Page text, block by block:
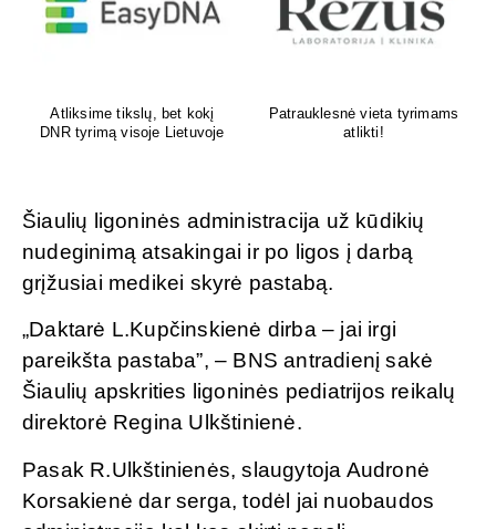
Venų ligų diagnostika,
lazerinis ir chirurginis
Psichoterapeutas
M.G.Maksimalietis
Šiaulių ligoninės administracija už kūdikių
nudeginimą atsakingai ir po ligos į darbą
grįžusiai medikei skyrė pastabą.
„Daktarė L.Kupčinskienė dirba – jai irgi
pareikšta pastaba”, – BNS antradienį sakė
Šiaulių apskrities ligoninės pediatrijos reikalų
direktorė Regina Ulkštinienė.
Pasak R.Ulkštinienės, slaugytoja Audronė
Korsakienė dar serga, todėl jai nuobaudos